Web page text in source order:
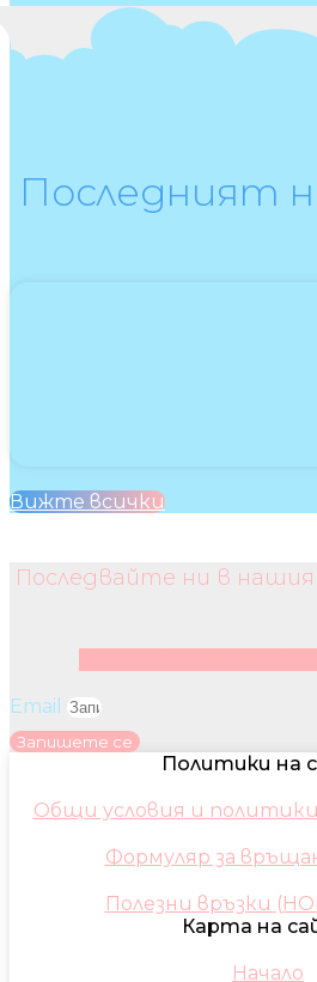
Последният
Вижте всички
Последвайте ни в
Email
Запишете се
Политики на
Общи условия и
Формуляр за
Полезни връзки
Карта на
Начало